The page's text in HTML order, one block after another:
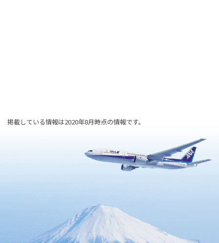
掲載している情報は2020年8月時点の情報です。